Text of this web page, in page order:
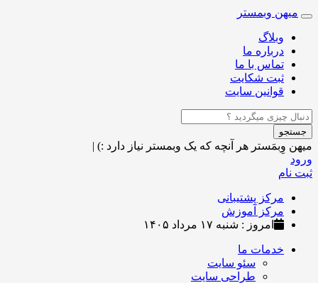
Toggle
navigation
میهن وبمستر
وبلاگ
درباره ما
تماس با ما
ثبت شکایت
قوانین سایت
جستجو
میهن وِبمَستر هر آنچه که یک وبمستر نیاز دارد :) |
ورود
ثبت نام
مرکز پشتیبانی
مرکز آموزش
امروز : شنبه ۱۷ مرداد ۱۴۰۵
خدمات ما
سئو سایت
طراحی سایت